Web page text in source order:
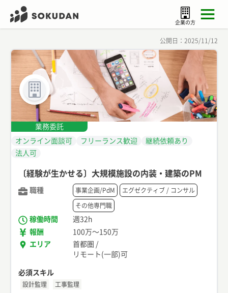
企業の方
公開日： 2025/11/12
業務委託
オンライン面談可
フリーランス歓迎
継続依頼あり
法人可
〔経験が生かせる〕大規模施設の内装・建築のPM
職種 事業企画/PdM エグゼクティブ / コンサル
その他専門職
稼働時間
週32h
報酬
100万〜150万
エリア
首都圏 /
リモート(一部)可
必須スキル
設計監理 工事監理